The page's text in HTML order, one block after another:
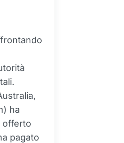
ha
offerto
pagato